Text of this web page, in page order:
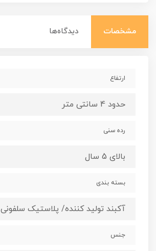
مشخصات دیدگاه‌ها
ارتفاع
حدود 4 سانتی متر
رده سنی
بالای 5 سال
بسته بندی
آکبند تولید کننده/ پلاستیک سلفونی
جنس